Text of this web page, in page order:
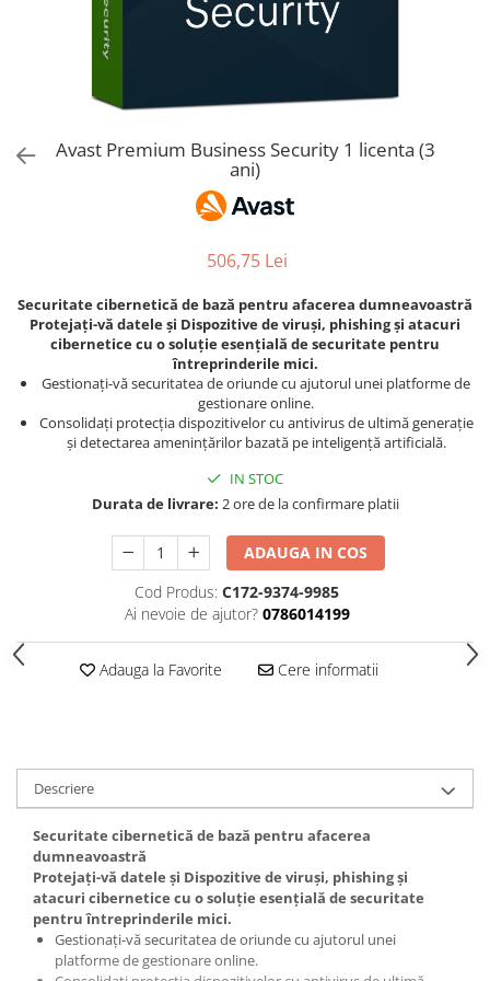
AVAST Driver Updater
AVAST SecureLine VPN
AVAST AntiTrack Premium
Avast Premium Business Security 1 licenta (3
ani)
506,75 Lei
Securitate cibernetică de bază pentru afacerea dumneavoastră
Protejați-vă datele și Dispozitive de viruși, phishing și atacuri
cibernetice cu o soluție esențială de securitate pentru
întreprinderile mici.
Gestionați-vă securitatea de oriunde cu ajutorul unei platforme de
gestionare online.
Consolidați protecția dispozitivelor cu antivirus de ultimă generație
și detectarea amenințărilor bazată pe inteligență artificială.
IN STOC
Durata de livrare: 2 ore de la confirmare platii
ADAUGA IN COS
Cod Produs: C172-9374-9985
Ai nevoie de ajutor? 0786014199
Adauga la Favorite Cere informatii
Descriere
Securitate cibernetică de bază pentru afacerea
dumneavoastră
Protejați-vă datele și Dispozitive de viruși, phishing și
atacuri cibernetice cu o soluție esențială de securitate
pentru întreprinderile mici.
Gestionați-vă securitatea de oriunde cu ajutorul unei
platforme de gestionare online.